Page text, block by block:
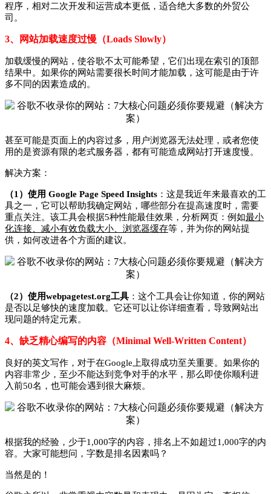
程序，相对二次开发和运营成本更低，适合绝大多数的外贸公
司。
3、网站加载速度过慢（Loads Slowly）
加载缓慢的网站，使谷歌不太可能希望，它们出现在索引的顶部
结果中。如果你的网站需要很长时间才能加载，这可能是由于许
多不同的因素造成的。
甚至可能是页面上的内容过多，用户浏览器无法处理，或者您使
用的是资源有限的老式服务器，都有可能造成网站打开速度慢。
解决方案：
（1）使用 Google Page Speed Insights ：这是我近年来最喜欢的工
具之一，它可以帮助我确定网站，哪些部分在提高速度时，需要
重点关注。该工具会根据5种性能最佳效果，分析网页：例如最小
化连接、减小有效负载大小、浏览器缓存等，并为你的网站提
供，如何改进各个方面的建议。
（2）使用webpagetest.org工具 ：这个工具会让你知道，你的网站
是否以足够快的速度加载。它还可以让你详细查看，导致网站出
现问题的特定元素。
4、缺乏精心编写的内容（Minimal Well-Written Content）
良好的英文写作，对于在Google上取得成功至关重要。如果你的
内容非常少，至少不能达到竞争对手的水平，那么即使你顺利进
入前50名，也可能会遇到很大麻烦。
根据我的经验，少于1,000字的内容，排名上不如超过1,000字的内
容。大家可能想问，字数是排名因素吗？
当然是的！